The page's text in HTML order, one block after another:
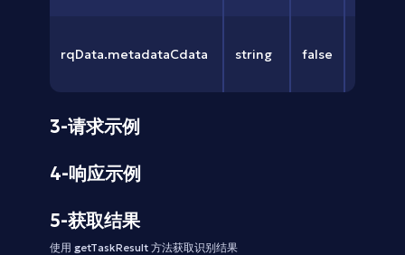
rqData.metadataCdata string false
3-请求示例
4-响应示例
5-获取结果
使用 getTaskResult 方法获取识别结果